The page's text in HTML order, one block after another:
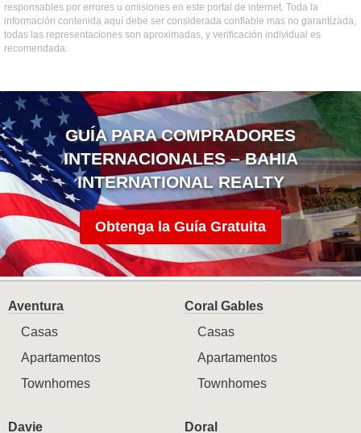
responsables por errores u omisiones en este portal de internet. Toda la
información contenida aquí debe ser considerada confiable mas no garantizada,
todas las representaciones son aproximadas, y verificación individual es
recomendada.
GUÍA PARA COMPRADORES
INTERNACIONALES – BAHIA
INTERNATIONAL REALTY
Obtenga la Guía Gratuita
Aventura
Casas
Apartamentos
Townhomes
Coral Gables
Casas
Apartamentos
Townhomes
Davie
Doral